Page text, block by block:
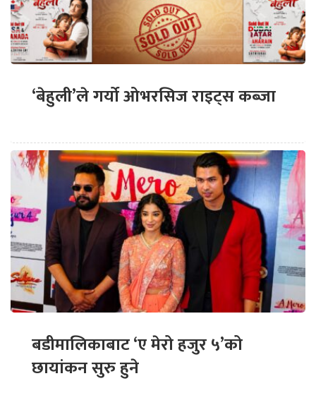
‘बेहुली’ले गर्यो ओभरसिज राइट्स कब्जा
बडीमालिकाबाट ‘ए मेरो हजुर ५’को
छायांकन सुरु हुने